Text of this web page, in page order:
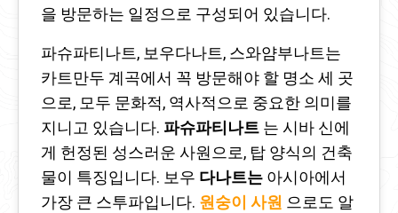
을 방문하는 일정으로 구성되어 있습니다.
파슈파티나트, 보우다나트, 스와얌부나트는
카트만두 계곡에서 꼭 방문해야 할 명소 세 곳
으로, 모두 문화적, 역사적으로 중요한 의미를
지니고 있습니다. 파슈파티나트 는 시바 신에
게 헌정된 성스러운 사원으로, 탑 양식의 건축
물이 특징입니다. 보우 다나트는 아시아에서
가장 큰 스투파입니다. 원숭이 사원 으로도 알